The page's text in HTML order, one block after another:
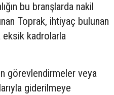
bu branşlarda nakil
Toprak, ihtiyaç bulunan
eksik kadrolarla
görevlendirmeler veya
giderilmeye